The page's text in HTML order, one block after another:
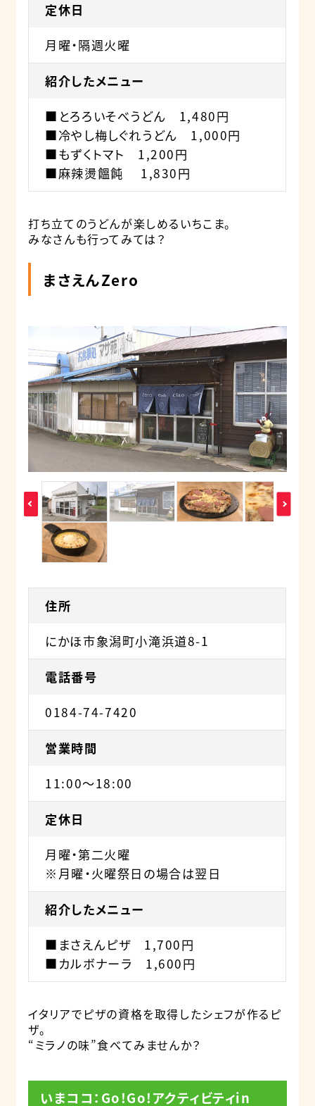
定休日
月曜・隔週火曜
紹介したメニュー
■とろろいそべうどん 1,480円
■冷やし梅しぐれうどん 1,000円
■もずくトマト 1,200円
■麻辣燙饂飩 1,830円
打ち立てのうどんが楽しめるいちこま。
みなさんも行ってみては？
まさえんZero
住所
にかほ市象潟町小滝浜道8-1
電話番号
0184-74-7420
営業時間
11:00～18:00
定休日
月曜・第二火曜
※月曜・火曜祭日の場合は翌日
紹介したメニュー
■まさえんピザ 1,700円
■カルボナーラ 1,600円
イタリアでピザの資格を取得したシェフが作るピ
ザ。
“ミラノの味”食べてみませんか？
いまココ：Go!Go!アクティビティin